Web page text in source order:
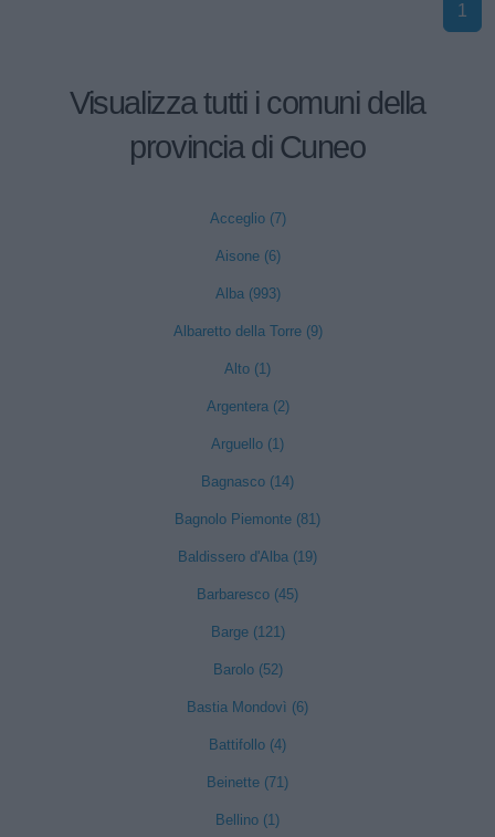
1
Visualizza tutti i comuni della
provincia di Cuneo
Acceglio (7)
Aisone (6)
Alba (993)
Albaretto della Torre (9)
Alto (1)
Argentera (2)
Arguello (1)
Bagnasco (14)
Bagnolo Piemonte (81)
Baldissero d'Alba (19)
Barbaresco (45)
Barge (121)
Barolo (52)
Bastia Mondovì (6)
Battifollo (4)
Beinette (71)
Bellino (1)